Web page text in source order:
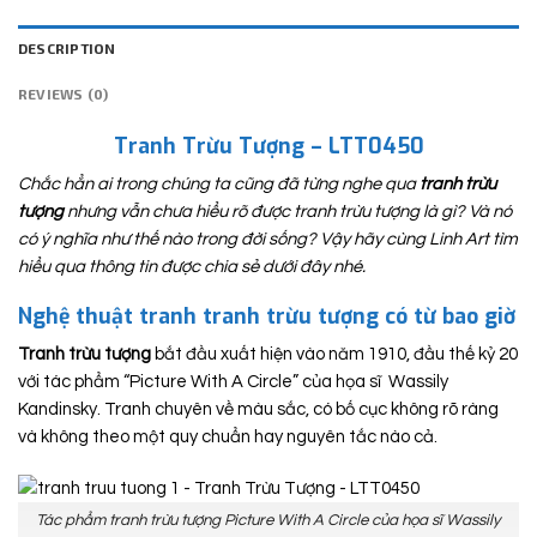
DESCRIPTION
REVIEWS (0)
Tranh Trừu Tượng – LTT0450
Chắc hẳn ai trong chúng ta cũng đã từng nghe qua tranh trừu
tượngnhưng vẫn chưa hiểu rõ được tranh trừu tượng là gì? Và nó
có ý nghĩa như thế nào trong đời sống? Vậy hãy cùng Linh Art tìm
hiểu qua thông tin được chia sẻ dưới đây nhé.
Nghệ thuật tranh tranh trừu tượng có từ bao giờ
Tranh trừu tượng bắt đầu xuất hiện vào năm 1910, đầu thế kỷ 20
với tác phẩm “Picture With A Circle” của họa sĩ Wassily
Kandinsky. Tranh chuyên về màu sắc, có bố cục không rõ ràng
và không theo một quy chuẩn hay nguyên tắc nào cả.
Tác phẩm tranh trừu tượng Picture With A Circle của họa sĩ Wassily